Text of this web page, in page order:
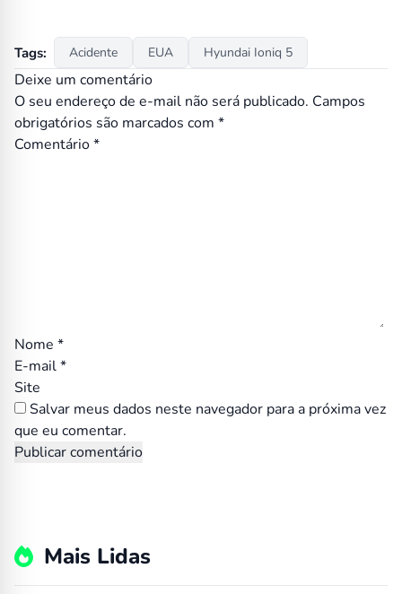
Tags: Acidente EUA Hyundai Ioniq 5
Deixe um comentário
O seu endereço de e-mail não será publicado. Campos
obrigatórios são marcados com *
Comentário*
Nome *
E-mail*
Site
Salvar meus dados neste navegador para a próxima vez
que eu comentar.
Mais Lidas